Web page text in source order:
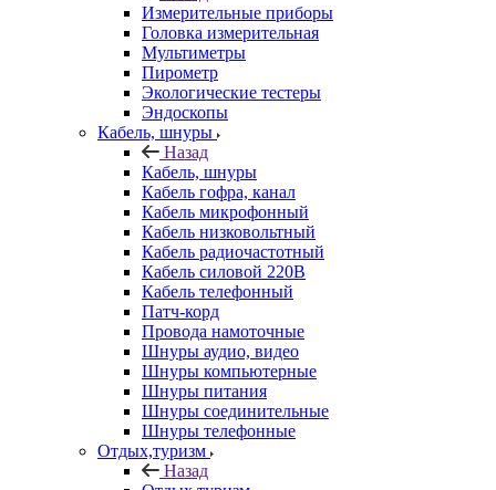
Измерительные приборы
Головка измерительная
Мультиметры
Пирометр
Экологические тестеры
Эндоскопы
Кабель, шнуры
Назад
Кабель, шнуры
Кабель гофра, канал
Кабель микрофонный
Кабель низковольтный
Кабель радиочастотный
Кабель силовой 220В
Кабель телефонный
Патч-корд
Провода намоточные
Шнуры аудио, видео
Шнуры компьютерные
Шнуры питания
Шнуры соединительные
Шнуры телефонные
Отдых,туризм
Назад